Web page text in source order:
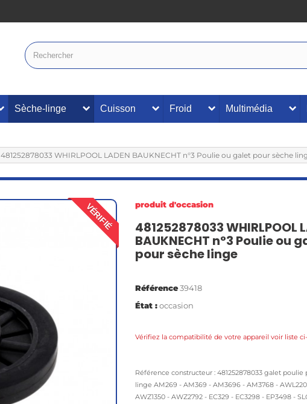
Sèche-linge Cuisson Froid Multimédia
481252878033 WHIRLPOOL LADEN BAUKNECHT n°3 Poulie ou galet pour sèche
VÉRIFIÉ produit d'occasion
481252878033 WHIRLPOOL
BAUKNECHT n°3 Poulie ou
pour sèche linge
Référence39418
État :occasion
Vérifiez la compatibilité de votre appareil voir liste
Référence constructeur : 481252878033 galet poulie
linge AM269 - AM369 - AM3696 - AM3768 - AWL220
AWZ1350 - AWZ2792 - EC329 - EC3298 - EP3498 -